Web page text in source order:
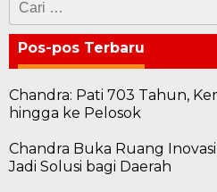
untuk:
Pos-pos Terbaru
Chandra: Pati 703 Tahun,
hingga ke Pelosok
Chandra Buka Ruang
Jadi Solusi bagi Daerah